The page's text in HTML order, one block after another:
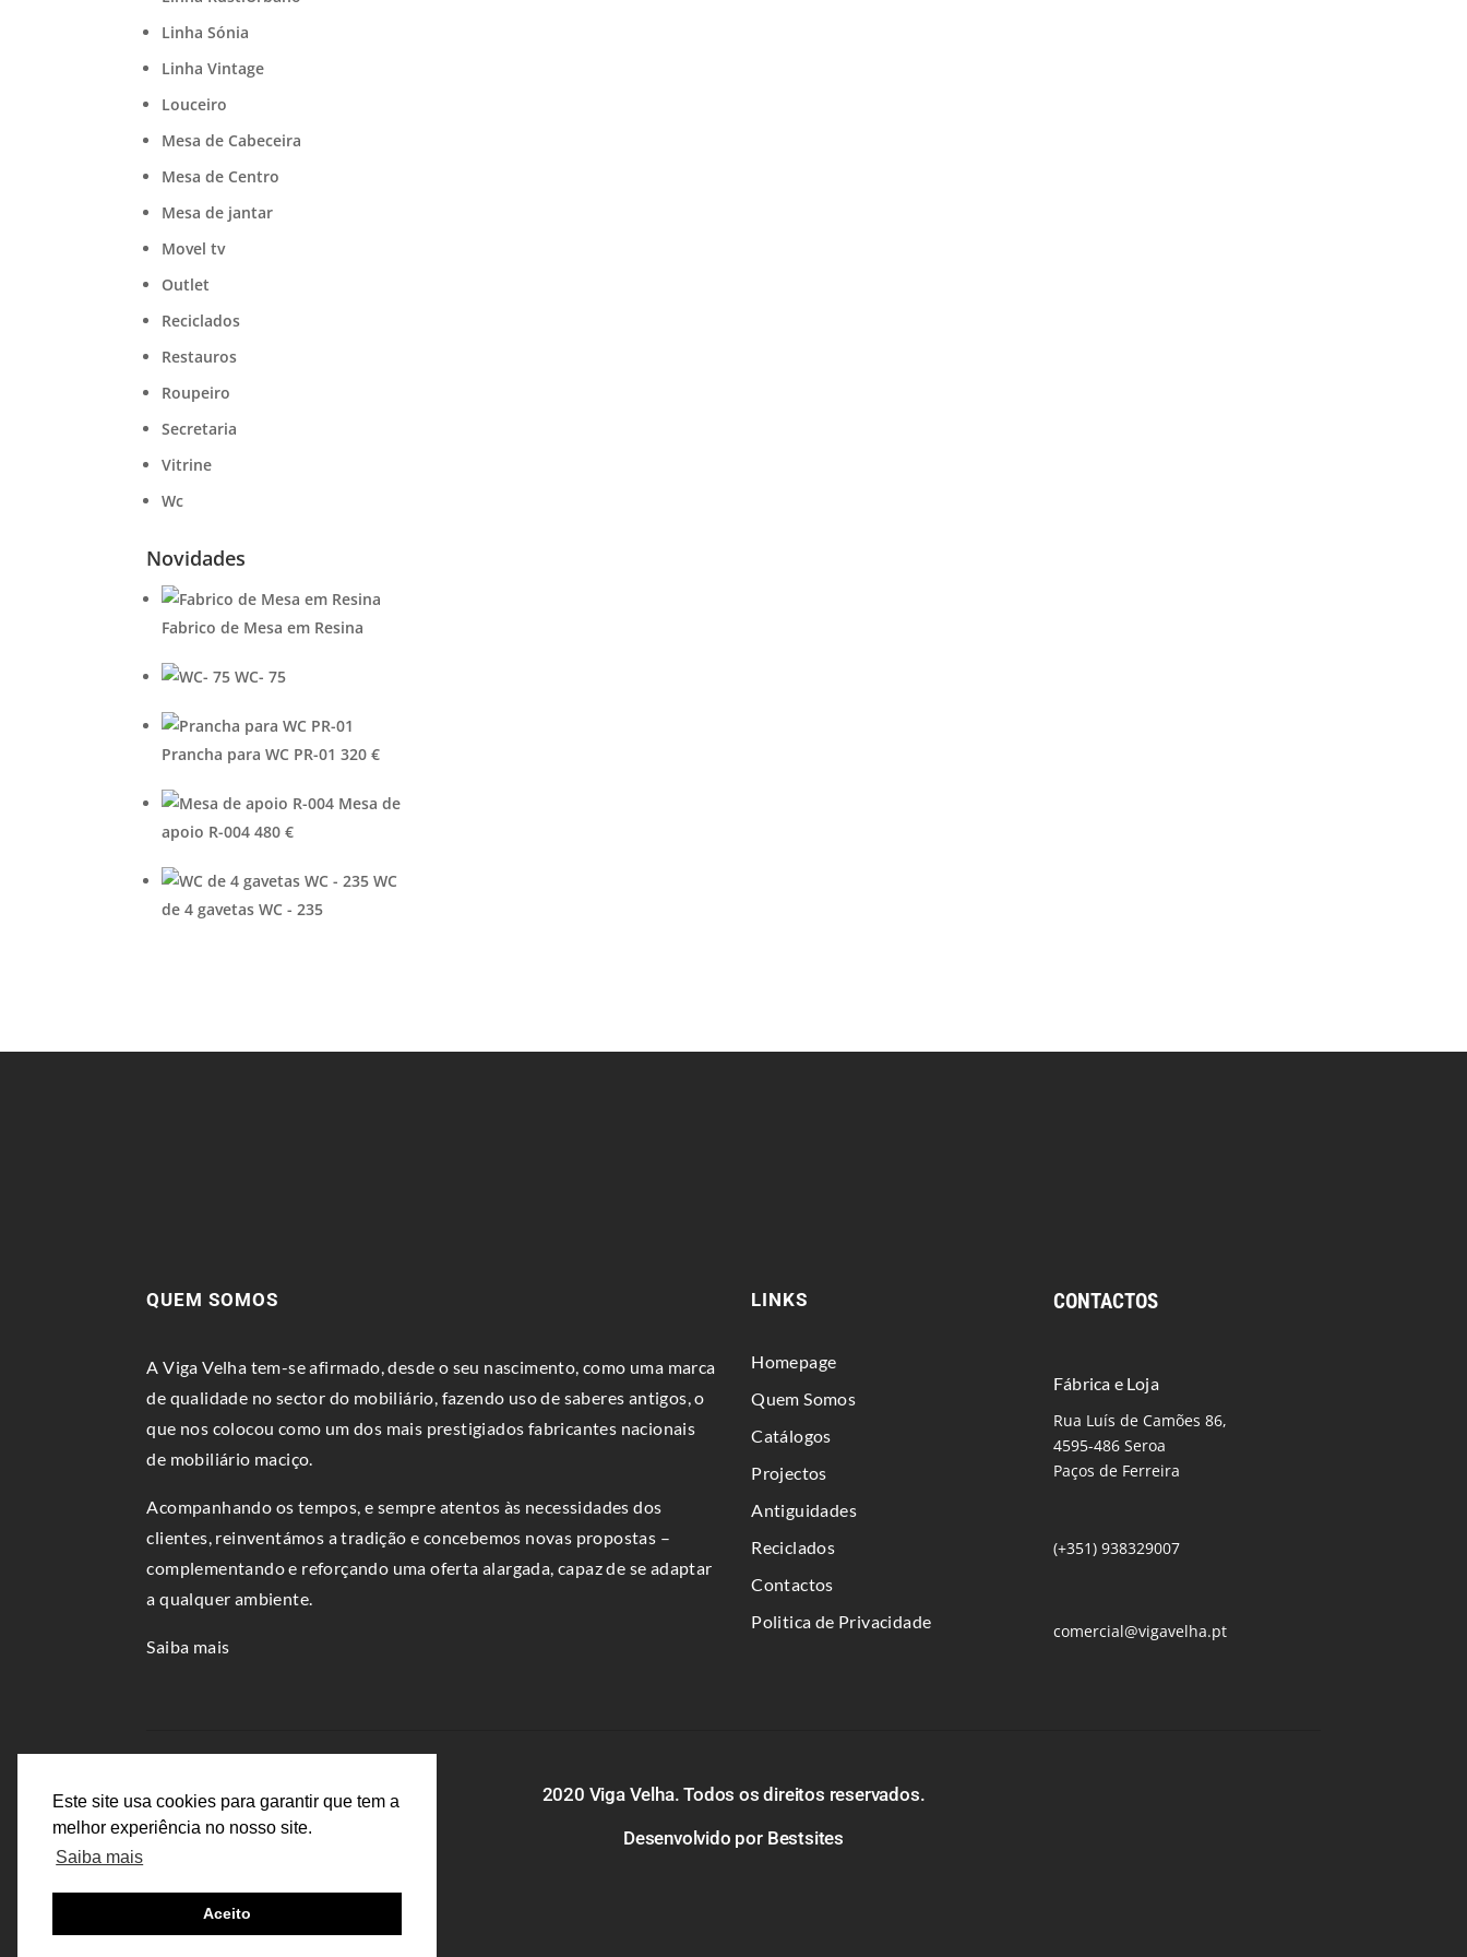
Este site usa cookies para garantir que tem a
melhor experiência no nosso site.
Saiba mais
Aceito
Linha Sónia
Linha Vintage
Louceiro
Mesa de Cabeceira
Mesa de Centro
Mesa de jantar
Movel tv
Outlet
Reciclados
Restauros
Roupeiro
Secretaria
Vitrine
Wc
Novidades
Fabrico de Mesa em Resina
WC- 75
Prancha para WC PR-01 320€
Mesa de
apoio R-004 480€
WC
de 4 gavetas WC - 235
QUEM SOMOS
A Viga Velha tem-se afirmado, desde o seu nascimento, como uma marca
de qualidade no sector do mobiliário, fazendo uso de saberes antigos, o
que nos colocou como um dos mais prestigiados fabricantes nacionais
de mobiliário maciço.
Acompanhando os tempos, e sempre atentos às necessidades dos
clientes, reinventámos a tradição e concebemos novas propostas –
complementando e reforçando uma oferta alargada, capaz de se adaptar
a qualquer ambiente.
Saiba mais
LINKS
Homepage
Quem Somos
Catálogos
Projectos
Antiguidades
Reciclados
Contactos
Politica de Privacidade
CONTACTOS
Fábrica e Loja
Rua Luís de Camões 86,
4595-486 Seroa
Paços de Ferreira
(+351) 938329007
comercial@vigavelha.pt
2020 Viga Velha. Todos os direitos reservados.
Desenvolvido por Bestsites